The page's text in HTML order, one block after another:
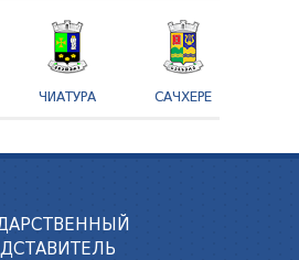
ЧИАТУРА САЧХЕРЕ